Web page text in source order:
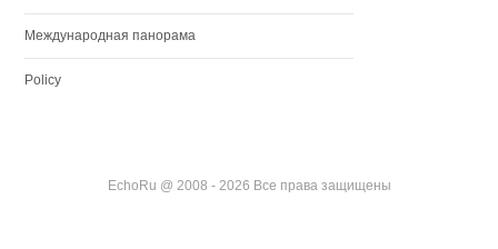
Международная панорама
Policy
EchoRu @ 2008 - 2026 Все права защищены